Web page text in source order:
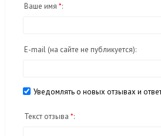
Ваше имя *:
E-mail (на сайте не публикуется):
Уведомлять о новых отзывах и
Текст отзыва *: